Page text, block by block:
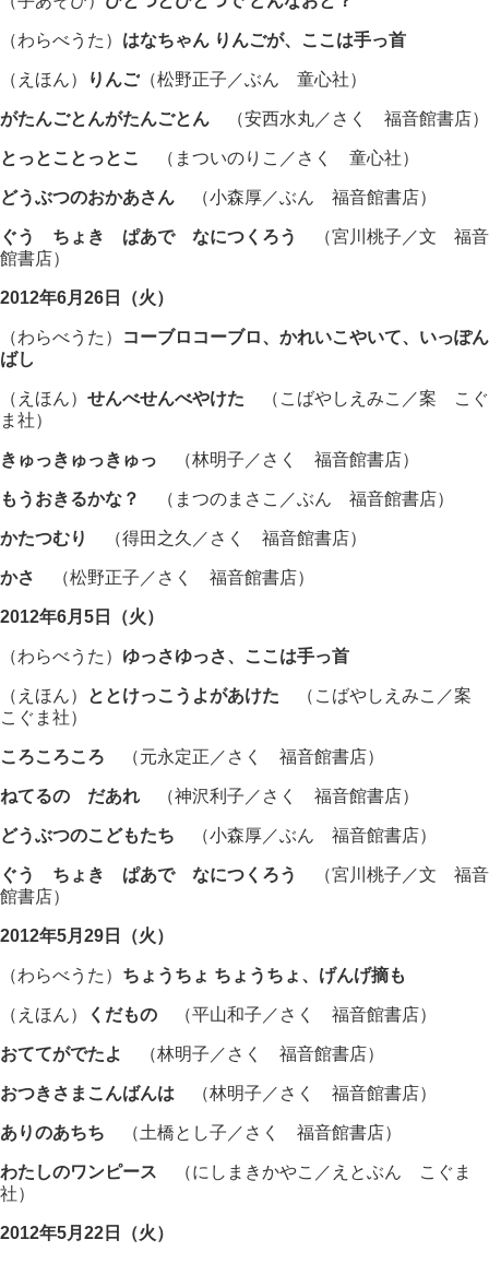
（わらべうた） はなちゃん りんごが、ここは手っ首
（えほん） りんご （松野正子／ぶん 童心社）
がたんごとんがたんごとん （安西水丸／さく 福音館書店）
とっとことっとこ （まついのりこ／さく 童心社）
どうぶつのおかあさん （小森厚／ぶん 福音館書店）
ぐう ちょき ぱあで なにつくろう
（宮川桃子／文 福音
館書店）
2012年6月26日（火）
（わらべうた）
コーブロコーブロ、かれいこやいて、いっぽん
ばし
（えほん） せんべせんべやけた （こばやしえみこ／案 こぐ
ま社）
きゅっきゅっきゅっ （林明子／さく 福音館書店）
もうおきるかな？ （まつのまさこ／ぶん 福音館書店）
かたつむり （得田之久／さく 福音館書店）
かさ （松野正子／さく 福音館書店）
2012年6月5日（火）
（わらべうた） ゆっさゆっさ、ここは手っ首
（えほん） ととけっこうよがあけた
（こばやしえみこ／案
こぐま社）
ころころころ （元永定正／さく 福音館書店）
ねてるの だあれ （神沢利子／さく 福音館書店）
どうぶつのこどもたち （小森厚／ぶん 福音館書店）
ぐう ちょき ぱあで なにつくろう
（宮川桃子／文 福音
館書店）
2012年5月29日（火）
（わらべうた） ちょうちょ ちょうちょ、げんげ摘も
（えほん） くだもの （平山和子／さく 福音館書店）
おててがでたよ （林明子／さく 福音館書店）
おつきさまこんばんは （林明子／さく 福音館書店）
ありのあちち （土橋とし子／さく 福音館書店）
わたしのワンピース （にしまきかやこ／えとぶん こぐま
社）
2012年5月22日（火）